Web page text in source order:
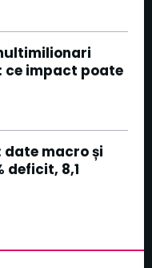
ce impact poate
macro și
deficit, 8,1